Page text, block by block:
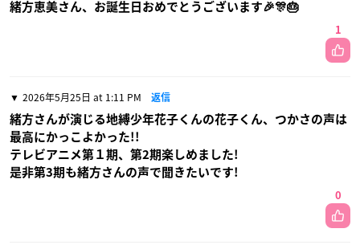
緒方恵美さん、お誕生日おめでとうございます🎉🎊🎂
1
2026年5月25日 at 1:11 PM 返信
緒方さんが演じる地縛少年花子くんの花子くん、つかさの声は
最高にかっこよかった!!
テレビアニメ第１期、第2期楽しめました!
是非第3期も緒方さんの声で聞きたいです!
0